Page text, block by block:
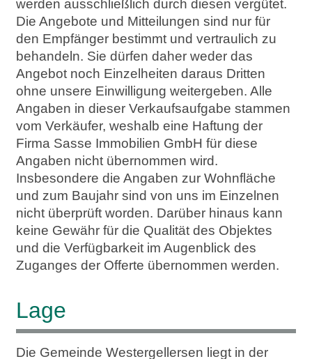
werden ausschließlich durch diesen vergütet.
Die Angebote und Mitteilungen sind nur für
den Empfänger bestimmt und vertraulich zu
behandeln. Sie dürfen daher weder das
Angebot noch Einzelheiten daraus Dritten
ohne unsere Einwilligung weitergeben. Alle
Angaben in dieser Verkaufsaufgabe stammen
vom Verkäufer, weshalb eine Haftung der
Firma Sasse Immobilien GmbH für diese
Angaben nicht übernommen wird.
Insbesondere die Angaben zur Wohnfläche
und zum Baujahr sind von uns im Einzelnen
nicht überprüft worden. Darüber hinaus kann
keine Gewähr für die Qualität des Objektes
und die Verfügbarkeit im Augenblick des
Zuganges der Offerte übernommen werden.
Lage
Die Gemeinde Westergellersen liegt in der